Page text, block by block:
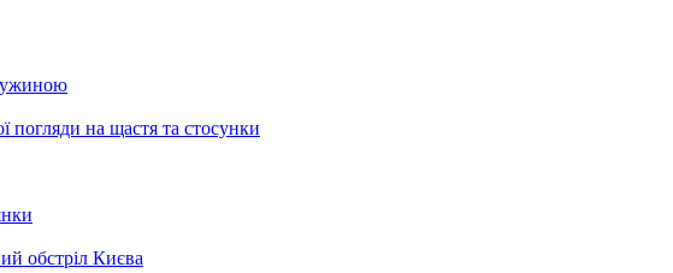
погляди на щастя та стосунки
обстріл Києва